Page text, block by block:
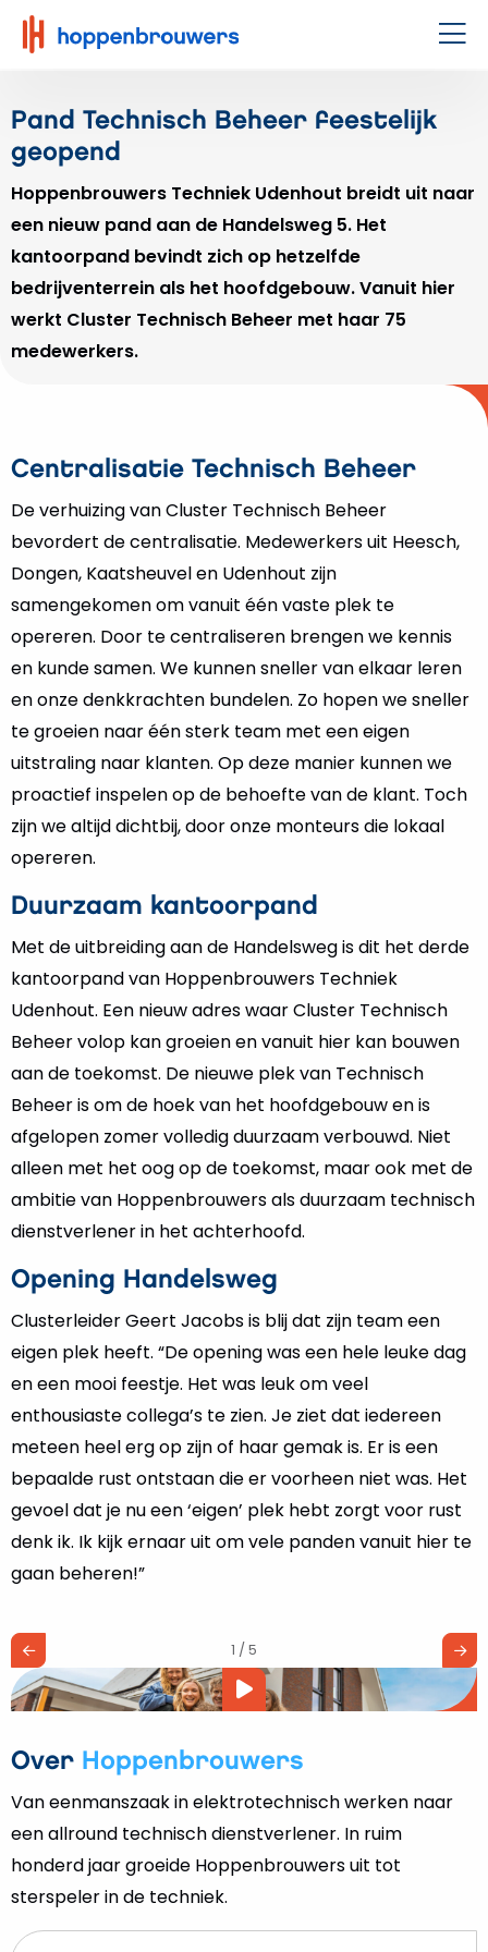
Hoppenbrouwers
|
techniek
leeft
Pand Technisch Beheer feestelijk
geopend
Hoppenbrouwers Techniek Udenhout breidt uit naar
een nieuw pand aan de Handelsweg 5. Het
kantoorpand bevindt zich op hetzelfde
bedrijventerrein als het hoofdgebouw. Vanuit hier
werkt Cluster Technisch Beheer met haar 75
medewerkers.
Centralisatie Technisch Beheer
De verhuizing van Cluster Technisch Beheer
bevordert de centralisatie. Medewerkers uit Heesch,
Dongen, Kaatsheuvel en Udenhout zijn
samengekomen om vanuit één vaste plek te
opereren. Door te centraliseren brengen we kennis
en kunde samen. We kunnen sneller van elkaar leren
en onze denkkrachten bundelen. Zo hopen we sneller
te groeien naar één sterk team met een eigen
uitstraling naar klanten. Op deze manier kunnen we
proactief inspelen op de behoefte van de klant. Toch
zijn we altijd dichtbij, door onze monteurs die lokaal
opereren.
Duurzaam kantoorpand
Met de uitbreiding aan de Handelsweg is dit het derde
kantoorpand van Hoppenbrouwers Techniek
Udenhout. Een nieuw adres waar Cluster Technisch
Beheer volop kan groeien en vanuit hier kan bouwen
aan de toekomst. De nieuwe plek van Technisch
Beheer is om de hoek van het hoofdgebouw en is
afgelopen zomer volledig duurzaam verbouwd. Niet
alleen met het oog op de toekomst, maar ook met de
ambitie van Hoppenbrouwers als duurzaam technisch
dienstverlener in het achterhoofd.
Opening Handelsweg
Clusterleider Geert Jacobs is blij dat zijn team een
eigen plek heeft. “De opening was een hele leuke dag
en een mooi feestje. Het was leuk om veel
enthousiaste collega’s te zien. Je ziet dat iedereen
meteen heel erg op zijn of haar gemak is. Er is een
bepaalde rust ontstaan die er voorheen niet was. Het
gevoel dat je nu een ‘eigen’ plek hebt zorgt voor rust
denk ik. Ik kijk ernaar uit om vele panden vanuit hier te
gaan beheren!”
1 / 5
Over Hoppenbrouwers
Van eenmanszaak in elektrotechnisch werken naar
een allround technisch dienstverlener. In ruim
honderd jaar groeide Hoppenbrouwers uit tot
sterspeler in de techniek.
Video